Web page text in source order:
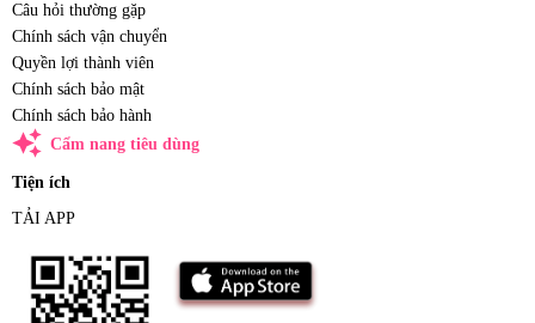
Câu hỏi thường gặp
Chính sách vận chuyển
Quyền lợi thành viên
Chính sách bảo mật
Chính sách bảo hành
auto_awesome Cẩm nang tiêu dùng
Tiện ích
TẢI APP